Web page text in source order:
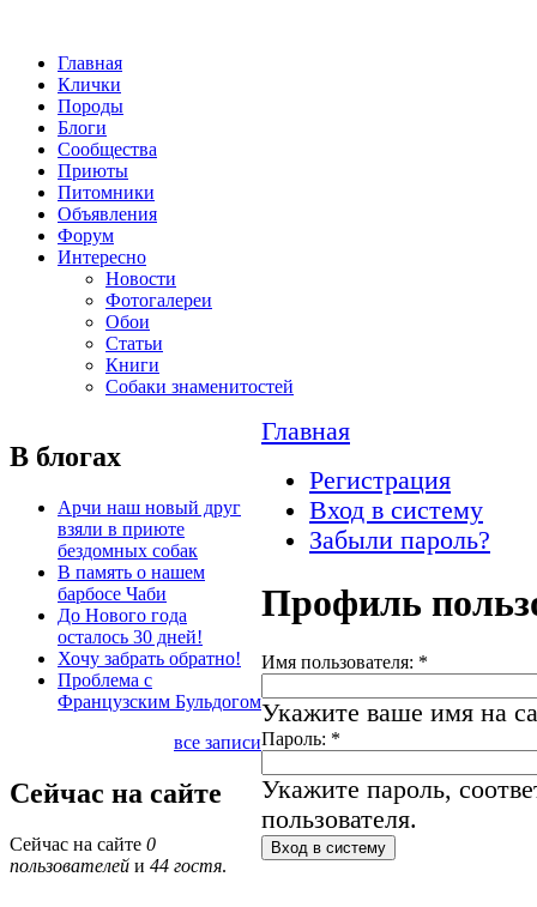
Главная
Клички
Породы
Блоги
Сообщества
Приюты
Питомники
Объявления
Форум
Интересно
Новости
Фотогалереи
Обои
Статьи
Книги
Собаки знаменитостей
В блогах
Арчи наш новый друг
взяли в приюте
бездомных собак
В память о нашем
барбосе Чаби
До Нового года
осталось 30 дней!
Хочу забрать обратно!
Проблема с
Французским Бульдогом
все записи
Сейчас на сайте
Сейчас на сайте 0
пользователей и 44 гостя.
Главная
Регистрация
Вход в систему
Забыли пароль?
Профиль
Имя пользователя: *
Укажите ваше имя на
Пароль: *
Укажите пароль,
пользователя.